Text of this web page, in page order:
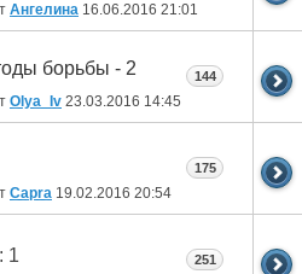
Ангелина 16.06.2016 21:01
борьбы - 2
Olya_Iv 23.03.2016 14:45
144
Capra 19.02.2016 20:54
175
251